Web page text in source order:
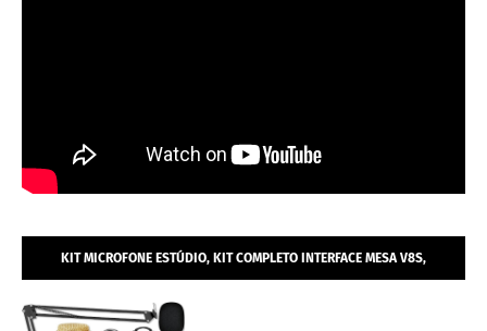
KIT MICROFONE ESTÚDIO, KIT COMPLETO INTERFACE MESA V8S,
MICROFONE ESTÚDIO PROFISSIONAL CONDENSADOR.